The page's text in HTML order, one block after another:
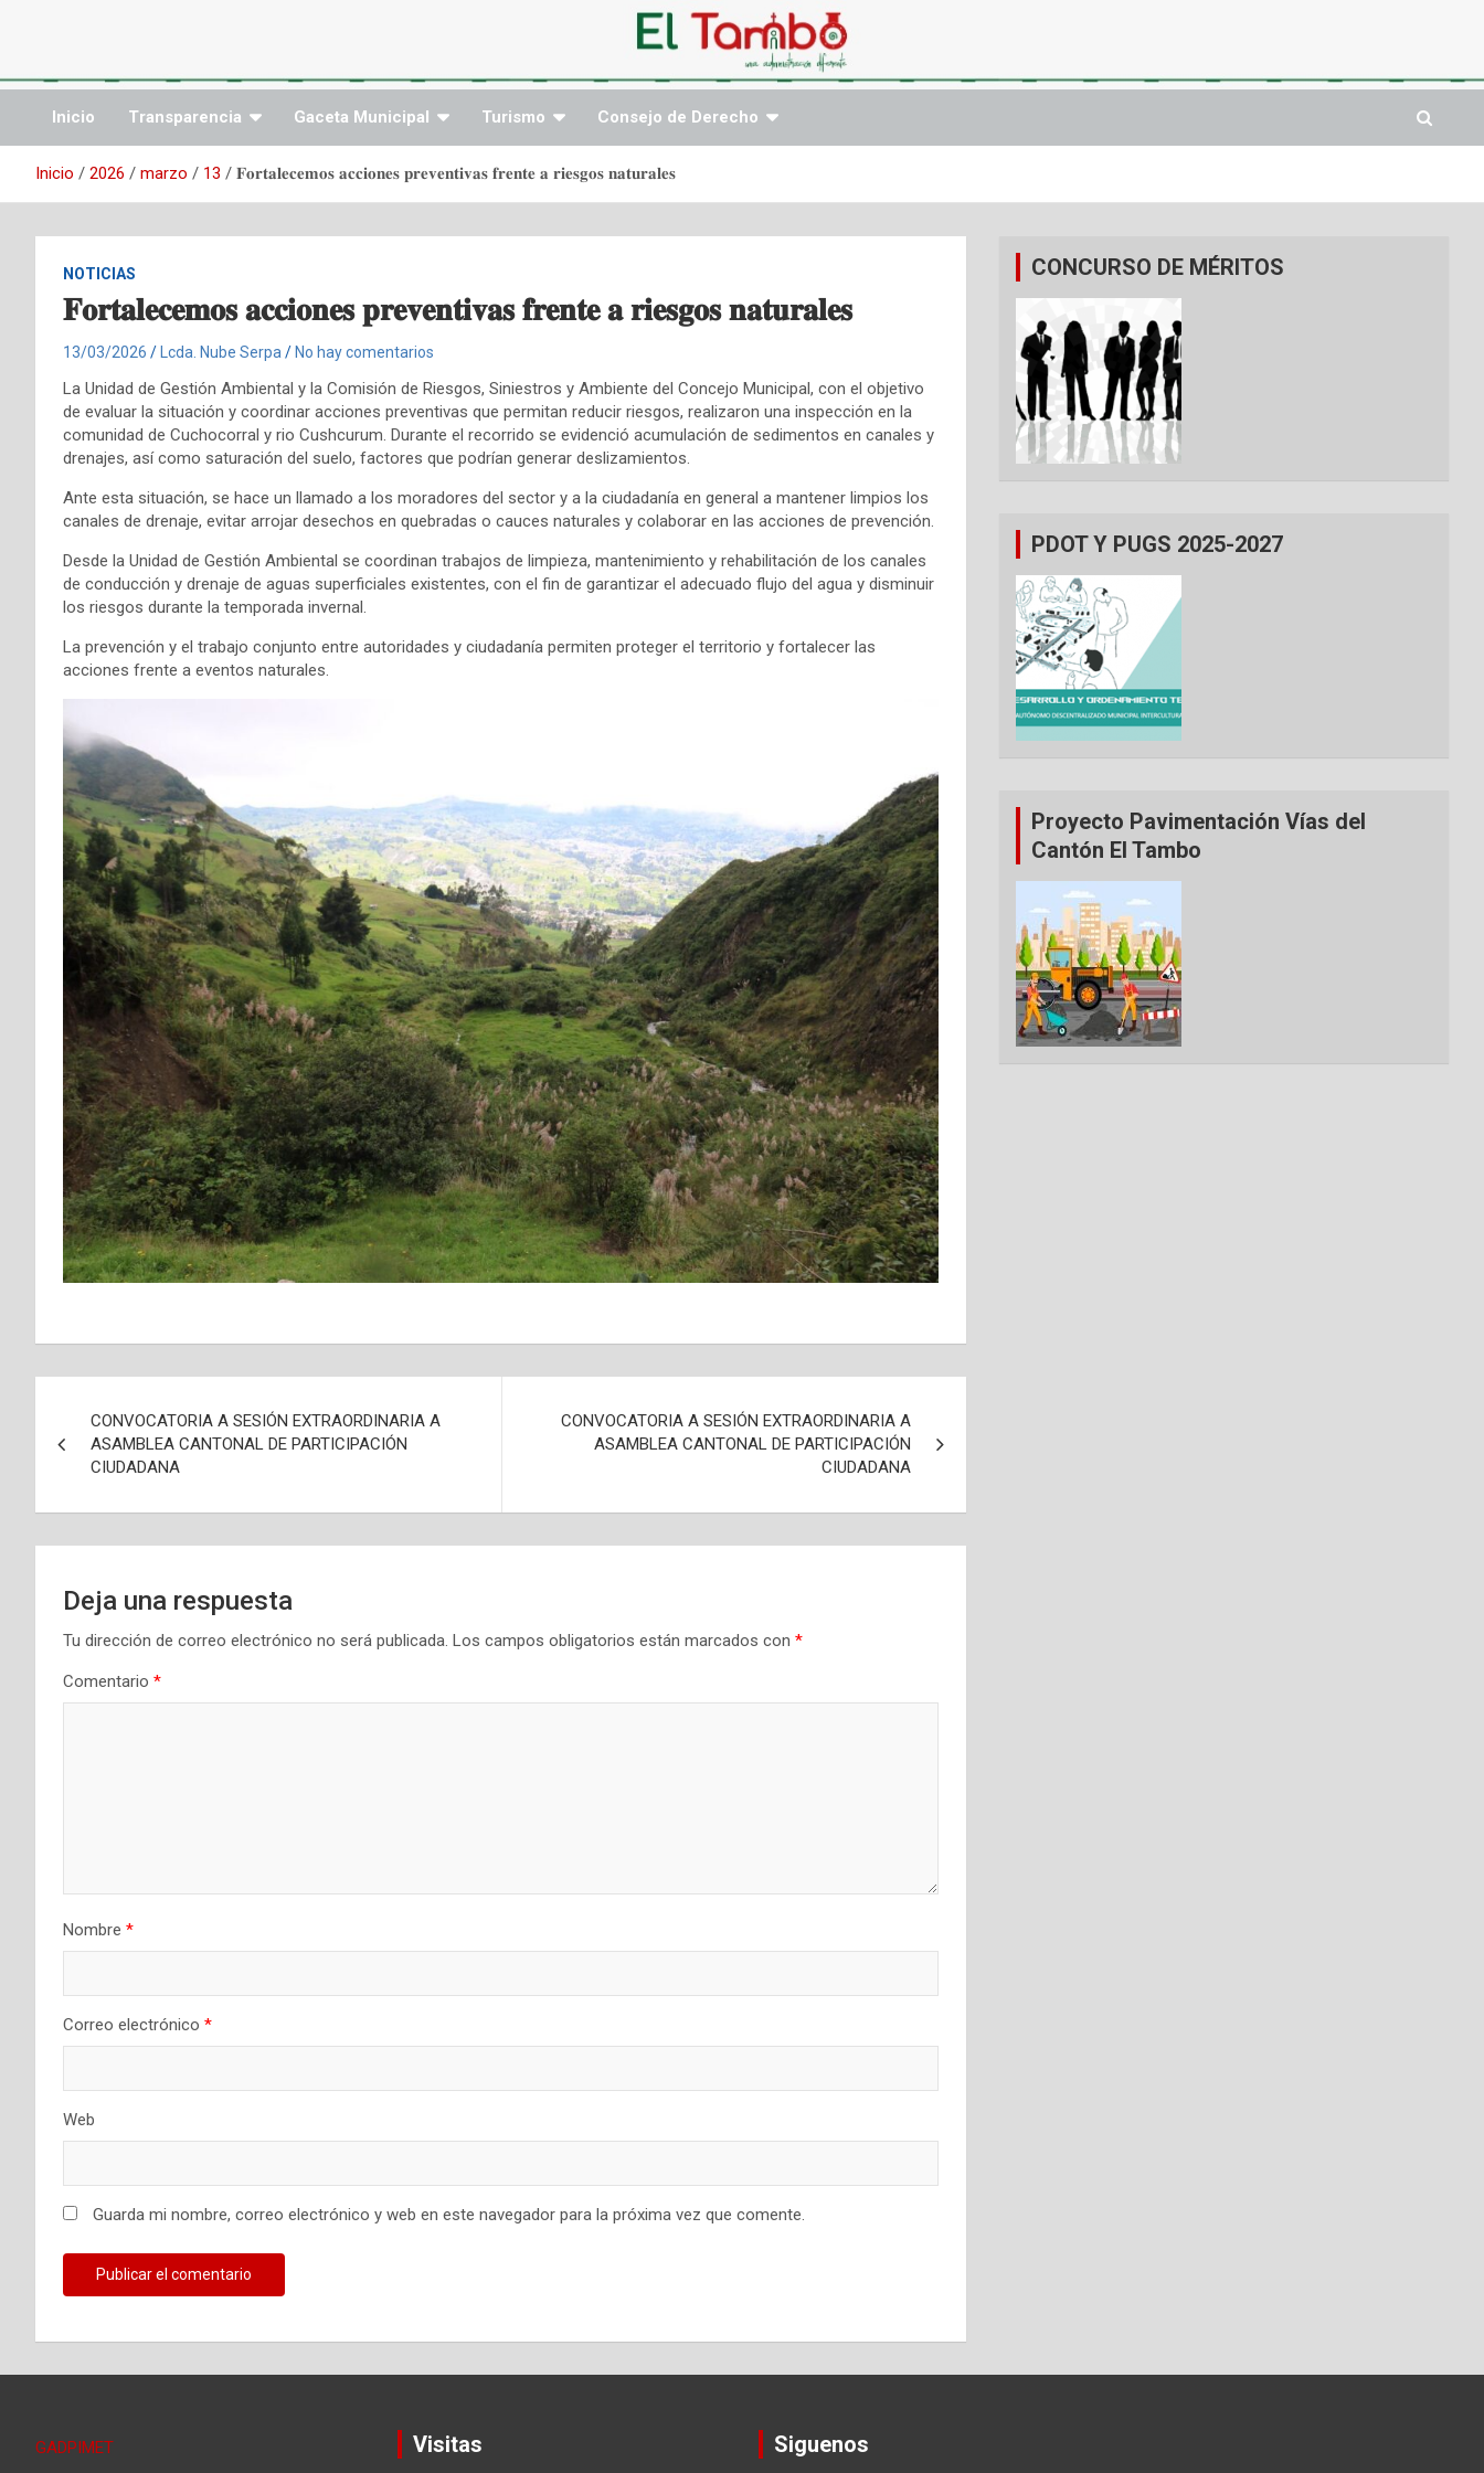
Inicio Transparencia Gaceta Municipal Turismo Consejo de Derecho
Inicio 2026 marzo 13 𝐅𝐨𝐫𝐭𝐚𝐥𝐞𝐜𝐞𝐦𝐨𝐬 𝐚𝐜𝐜𝐢𝐨𝐧𝐞𝐬 𝐩𝐫𝐞𝐯𝐞𝐧𝐭𝐢𝐯𝐚𝐬 𝐟𝐫𝐞𝐧𝐭𝐞 𝐚 𝐫𝐢𝐞𝐬𝐠𝐨𝐬 𝐧𝐚𝐭𝐮𝐫𝐚𝐥𝐞𝐬
NOTICIAS
𝐅𝐨𝐫𝐭𝐚𝐥𝐞𝐜𝐞𝐦𝐨𝐬 𝐚𝐜𝐜𝐢𝐨𝐧𝐞𝐬 𝐩𝐫𝐞𝐯𝐞𝐧𝐭𝐢𝐯𝐚𝐬 𝐟𝐫𝐞𝐧𝐭𝐞 𝐚 𝐫𝐢𝐞𝐬𝐠𝐨𝐬 𝐧𝐚𝐭𝐮𝐫𝐚𝐥𝐞𝐬
13/03/2026 Lcda. Nube Serpa No hay comentarios
La Unidad de Gestión Ambiental y la Comisión de Riesgos, Siniestros y Ambiente del Concejo Municipal, con el objetivo
de evaluar la situación y coordinar acciones preventivas que permitan reducir riesgos, realizaron una inspección en la
comunidad de Cuchocorral y rio Cushcurum. Durante el recorrido se evidenció acumulación de sedimentos en canales y
drenajes, así como saturación del suelo, factores que podrían generar deslizamientos.
Ante esta situación, se hace un llamado a los moradores del sector y a la ciudadanía en general a mantener limpios los
canales de drenaje, evitar arrojar desechos en quebradas o cauces naturales y colaborar en las acciones de prevención.
Desde la Unidad de Gestión Ambiental se coordinan trabajos de limpieza, mantenimiento y rehabilitación de los canales
de conducción y drenaje de aguas superficiales existentes, con el fin de garantizar el adecuado flujo del agua y disminuir
los riesgos durante la temporada invernal.
La prevención y el trabajo conjunto entre autoridades y ciudadanía permiten proteger el territorio y fortalecer las
acciones frente a eventos naturales.
de
CONVOCATORIA A SESIÓN EXTRAORDINARIA A
ASAMBLEA CANTONAL DE PARTICIPACIÓN
CIUDADANA
CONVOCATORIA A SESIÓN EXTRAORDINARIA A
ASAMBLEA CANTONAL DE PARTICIPACIÓN
CIUDADANA
Deja una respuesta
Tu dirección de correo electrónico no será publicada. Los campos obligatorios están marcados con *
Comentario *
Nombre *
Correo electrónico *
Web
Guarda mi nombre, correo electrónico y web en este navegador para la próxima vez que comente.
CONCURSO DE MÉRITOS
PDOT Y PUGS 2025-2027
Proyecto Pavimentación Vías del
Cantón El Tambo
GADPIMET Visitas Siguenos